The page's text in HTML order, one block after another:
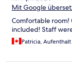
Mit Google
Comfortable room!
included! Staff
Patricia,